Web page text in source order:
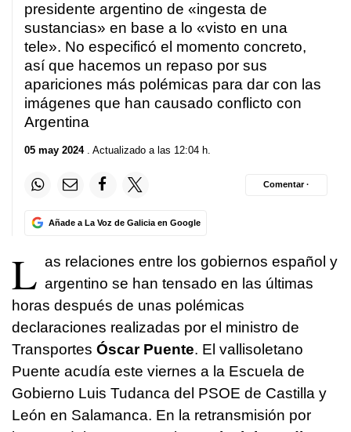
presidente argentino de «ingesta de
sustancias» en base a lo «visto en una
tele». No especificó el momento concreto,
así que hacemos un repaso por sus
apariciones más polémicas para dar con las
imágenes que han causado conflicto con
Argentina
05 may 2024. Actualizado a las 12:04 h.
Añade a La Voz de Galicia en Google
Comentar ·
L as relaciones entre los gobiernos español y
argentino se han tensado en las últimas
horas después de unas polémicas
declaraciones realizadas por el ministro de
Transportes Óscar Puente. El vallisoletano
Puente acudía este viernes a la Escuela de
Gobierno Luis Tudanca del PSOE de Castilla y
León en Salamanca. En la retransmisión por